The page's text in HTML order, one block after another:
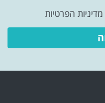
מדיניות הפרטיות